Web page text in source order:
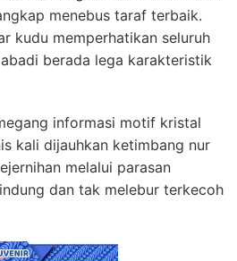
menebus taraf terbaik.
kudu memperhatikan seluruh
berada lega karakteristik
informasi motif kristal
kali dijauhkan ketimbang nur
melalui parasan
dan tak melebur terkecoh